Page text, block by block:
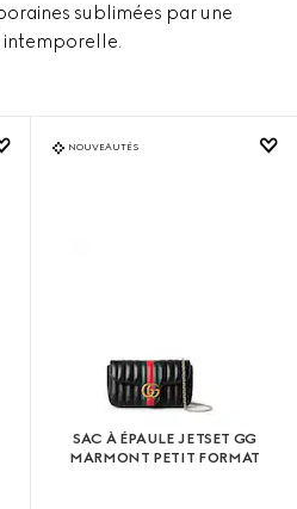
sublimées par une
NOUVEAUTÉS
SAC À ÉPAULE JETSET GG
MARMONT PETIT FORMAT